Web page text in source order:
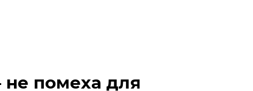
не помеха для